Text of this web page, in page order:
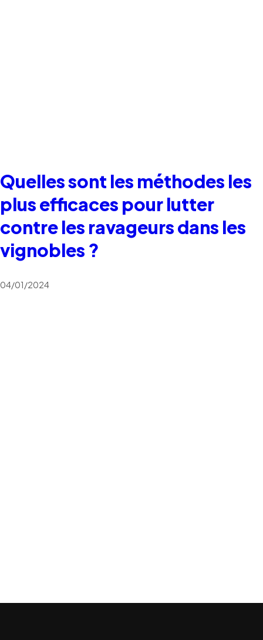
Quelles sont les méthodes les
plus efficaces pour lutter
contre les ravageurs dans les
vignobles ?
04/01/2024